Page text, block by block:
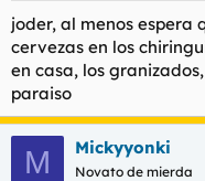
joder, al menos espera
cervezas en los
en casa, los
paraiso
M Mickyyonki
Novato de mierda